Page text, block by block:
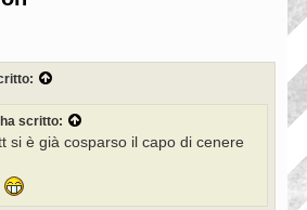
ha scritto:
si è già cosparso il capo di cenere